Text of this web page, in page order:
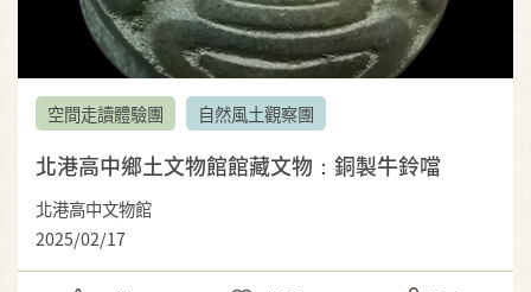
空間走讀體驗團 自然風土觀察團
北港高中鄉土文物館館藏文物：銅製牛鈴噹
北港高中文物館
2025/02/17